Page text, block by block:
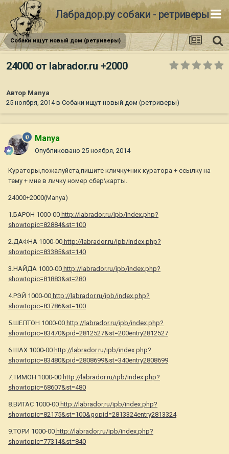
Лабрадор.ру собаки - ретриверы
Собаки ищут новый дом (ретриверы)
24000 от labrador.ru +2000
Автор Manya
25 ноября, 2014в Собаки ищут новый дом (ретриверы)
Manya
Опубликовано 25 ноября, 2014
Кураторы,пожалуйста,пишите кличку+ник куратора + ссылку на
тему + мне в личку номер сбер\карты.
24000+2000(Manya)
1.БАРОН 1000-00 http://labrador.ru/ipb/index.php?
showtopic=82884&st=100
2.ДАФНА 1000-00 http://labrador.ru/ipb/index.php?
showtopic=83385&st=140
3.НАЙДА 1000-00 http://labrador.ru/ipb/index.php?
showtopic=81883&st=280
4.РЭЙ 1000-00 http://labrador.ru/ipb/index.php?
showtopic=83786&st=100
5.ШЕЛТОН 1000-00 http://labrador.ru/ipb/index.php?
showtopic=83470&pid=2812527&st=200entry2812527
6.ШАХ 1000-00 http://labrador.ru/ipb/index.php?
showtopic=83480&pid=2808699&st=340entry2808699
7.ТИМОН 1000-00 http://labrador.ru/ipb/index.php?
showtopic=68607&st=480
8.ВИТАС 1000-00 http://labrador.ru/ipb/index.php?
showtopic=82175&st=100&gopid=2813324entry2813324
9.ТОРИ 1000-00 http://labrador.ru/ipb/index.php?
showtopic=77314&st=840